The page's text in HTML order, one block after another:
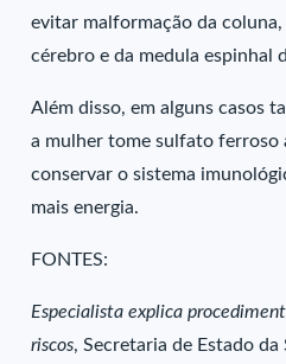
evitar malformação da
cérebro e da medula espinhal
Além disso, em alguns casos
a mulher tome sulfato ferroso
conservar o sistema
mais energia.
FONTES:
Especialista explica
riscos, Secretaria de Estado da